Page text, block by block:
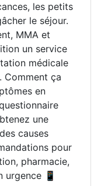
les petits
le séjour.
MMA et
un service
médicale
Comment ça
en
une
causes
pour
pharmacie,
urgence 📱